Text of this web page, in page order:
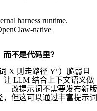
harness runtime.
native
不是代码里？
X 则走路径 Y”）脆弱且
让 LLM 结合上下文语义做
改提示词不需要发布新版
但这可以通过丰富提示词